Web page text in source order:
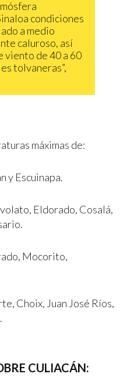
condiciones
a medio
caluroso, así
viento de 40 a 60
tolvaneras”,
máximas de:
y Escuinapa.
Eldorado, Cosalá,
Mocorito,
Choix, Juan José Ríos,
CULIACÁN: